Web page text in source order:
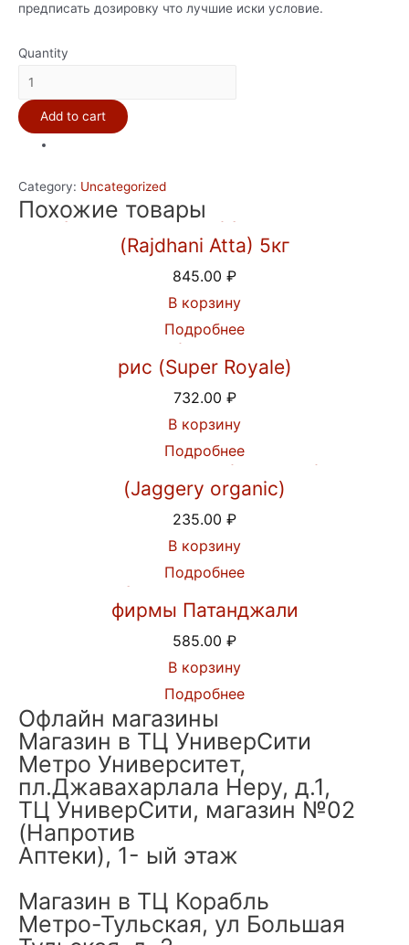
предписать дозировку что лучшие иски условие.
Quantity
Rumalaya
quantity
Add to cart
Category: Uncategorized
Похожие товары
Мука пшеничная грубого помола
(Rajdhani Atta) 5кг
845.00 ₽
В корзину
Подробнее
Индийский Королевский Басмати
рис (Super Royale)
732.00 ₽
В корзину
Подробнее
Пальмовый сахар джаггери
(Jaggery organic)
235.00 ₽
В корзину
Подробнее
Шампунь Кеш Канти Рита от
фирмы Патанджали
585.00 ₽
В корзину
Подробнее
Офлайн магазины
Магазин в ТЦ УниверСити
Метро Университет,
пл.Джавахарлала Неру, д.1,
ТЦ УниверСити, магазин №02
(Напротив
Аптеки), 1- ый этаж
Магазин в ТЦ Корабль
Метро-Тульская, ул Большая